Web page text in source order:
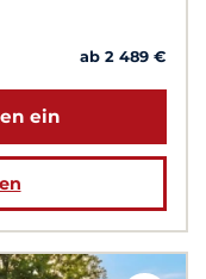
ab 2 489 €
ein